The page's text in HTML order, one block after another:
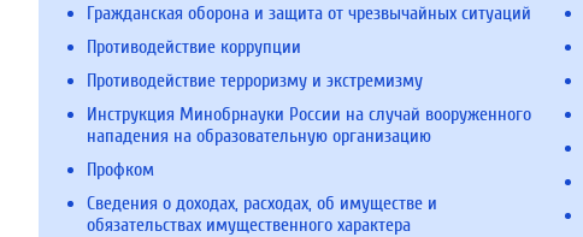
Гражданская оборона и защита от чрезвычайных ситуаций
Противодействие коррупции
Противодействие терроризму и экстремизму
Инструкция Минобрнауки России на случай вооруженного
нападения на образовательную организацию
Профком
Сведения о доходах, расходах, об имуществе и
обязательствах имущественного характера